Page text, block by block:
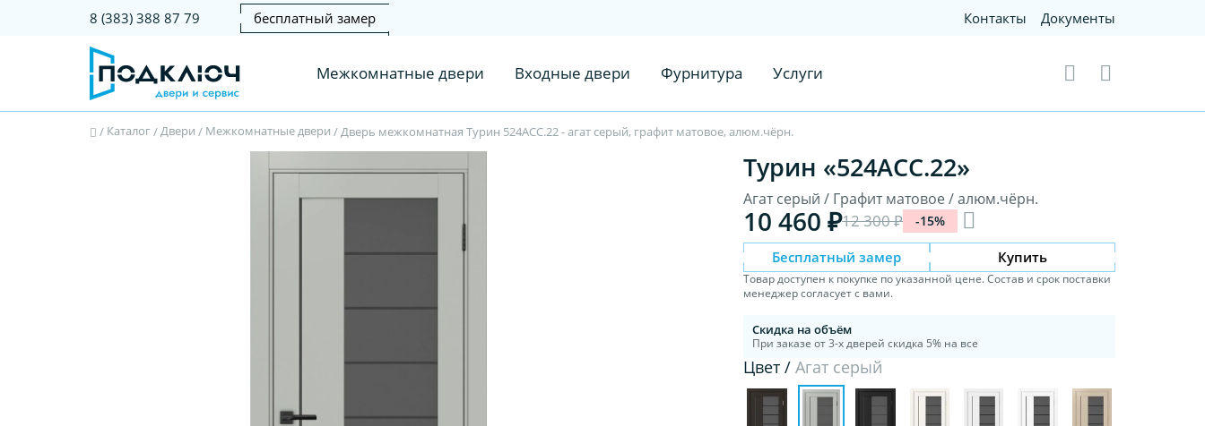
8 (383) 388 87 79 бесплатный замер Контакты Документы
Межкомнатные двери Входные двери Фурнитура Услуги
/ Каталог/Двери / Межкомнатные двери /Дверь межкомнатная Турин 524АСС.22 - агат серый, графит матовое, алюм.чёрн.
Турин «524АСС.22»
Агат серый / Графит матовое / алюм.чёрн.
10 460 ₽12 300 ₽ -15%
Бесплатный замер Купить
Товар доступен к покупке по указанной цене. Состав и срок поставки
менеджер согласует с вами.
Скидка на объём
При заказе от 3-х дверей скидка 5% на все
Цвет /Агат серый